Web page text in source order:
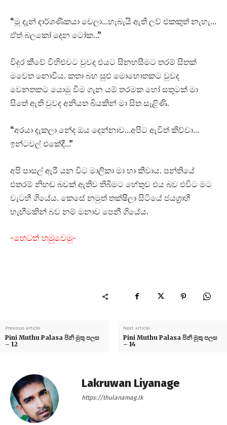
“මූ දැන් දාර්ශණිකයා වෙලා…හැබැයි ඇති ලව් එකකුත් නැහැ…
ඒත් බලකෝ දෙන ටෝක…”
විදුර කීවේ විහිළුවට වුවද එයට සිනහසීමට තරම් සිතක්
මවෙත නොවීය. කතා බහ සුළු මොහොතකට වුවද
වෙනතකට යොමු වීම ගැන යම් තරමක හෝ සතුටක් මා
සිතේ ඇති වුවද අනියත බියකින් මා සිත සැළිණි.
“අරයා දැකලා නේද ඔය දෙන්නාව…අපිට ඇවිත් කිව්වා…
ඉන්ටවල් එකේදී…”
අපි පාසල් ඇරී යන විට මාලිකා මා හා කීවාය. පන්තියේ
එතරම් නිහඬ බවක් ඇතිව තිබීමට හේතුව එය බව එවිට මට
වැටහී ගියේය. කෙසේ නමුත් තක්ෂිලා සිටියේ ජයග්‍රාහී
හැඟීමකින් බව නම් මනාව පෙනී ගියේය.
-හෙටත් හමුවෙමු-
Previous article
Pini Muthu Palasa පිනි මුතු පලස
– 12
Next article
Pini Muthu Palasa පිනි මුතු පලස
– 14
Lakruwan Liyanage
https://thulanamag.lk